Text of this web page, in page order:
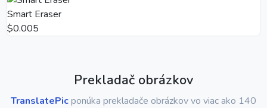
Smart Eraser
$0.005
Prekladač obrázkov
TranslatePicponúka prekladače obrázkov vo viac ako 140